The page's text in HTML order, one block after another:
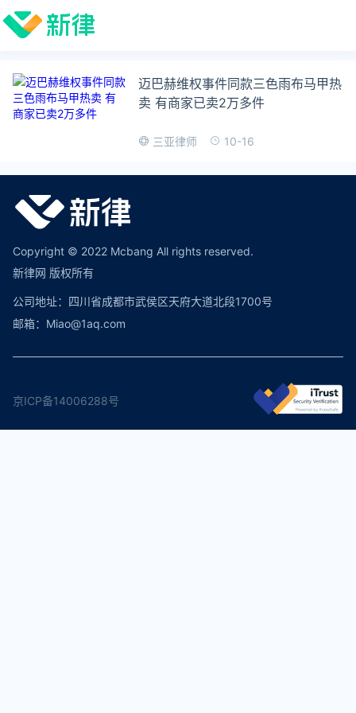
迈巴赫维权事件同款三色雨布马甲热
卖 有商家已卖2万多件
三亚律师 10-16
Copyright © 2022 Mcbang All rights reserved.
新律网 版权所有
公司地址：四川省成都市武侯区天府大道北段1700号
邮箱：Miao@1aq.com
京ICP备14006288号